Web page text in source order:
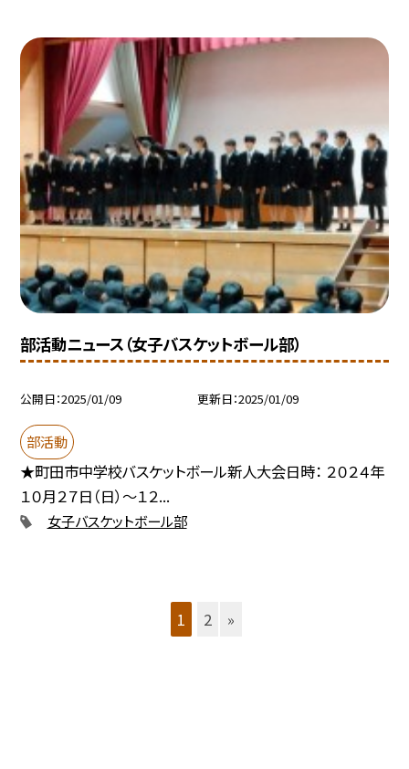
部活動ニュース（女子バスケットボール部）
公開日 2025/01/09 更新日 2025/01/09
部活動
★町田市中学校バスケットボール新人大会日時： ２０２４年
１０月２７日（日）～１２...
女子バスケットボール部
1 2 »